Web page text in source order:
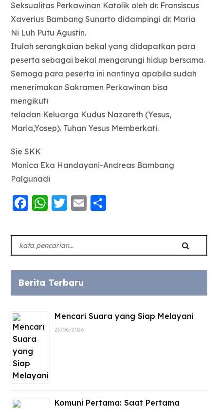
Seksualitas Perkawinan Katolik oleh dr. Fransiscus
Xaverius Bambang Sunarto didampingi dr. Maria
Ni Luh Putu Agustin.
Itulah serangkaian bekal yang didapatkan para
peserta sebagai bekal mengarungi hidup bersama.
Semoga para peserta ini nantinya apabila sudah
menerimakan Sakramen Perkawinan bisa
mengikuti
teladan Keluarga Kudus Nazareth (Yesus,
Maria,Yosep). Tuhan Yesus Memberkati.
Sie SKK
Monica Eka Handayani-Andreas Bambang
Palgunadi
Facebook
WhatsApp
Twitter
Email
Berita Terbaru
Mencari Suara yang Siap Melayani
23/06/2026
Komuni Pertama: Saat Pertama